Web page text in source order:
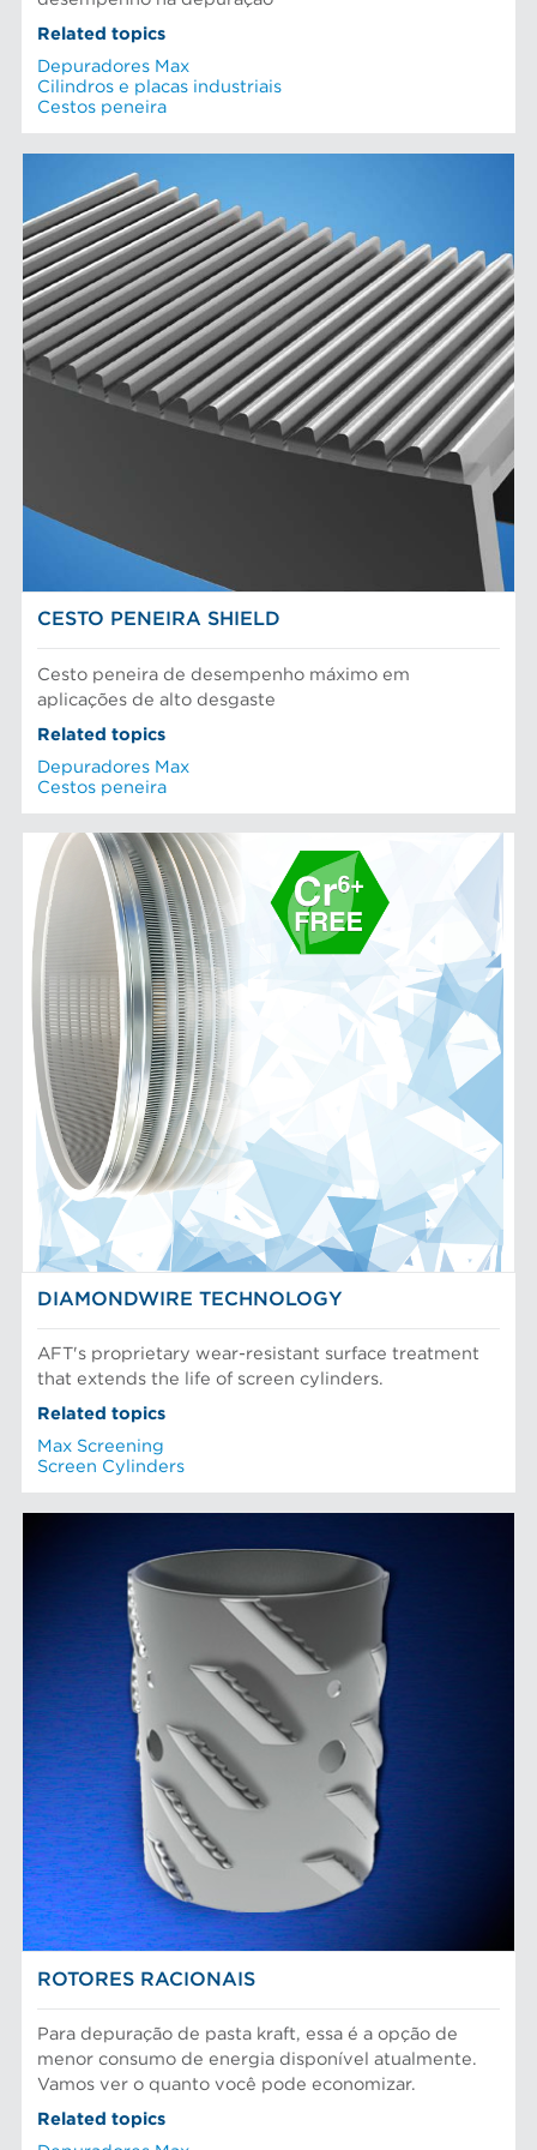
Related topics
Depuradores Max
Cilindros e placas industriais
Cestos peneira
CESTO PENEIRA SHIELD
Cesto peneira de desempenho máximo em
aplicações de alto desgaste
Related topics
Depuradores Max
Cestos peneira
DIAMONDWIRE TECHNOLOGY
AFT's proprietary wear-resistant surface treatment
that extends the life of screen cylinders.
Related topics
Max Screening
Screen Cylinders
ROTORES RACIONAIS
Para depuração de pasta kraft, essa é a opção de
menor consumo de energia disponível atualmente.
Vamos ver o quanto você pode economizar.
Related topics